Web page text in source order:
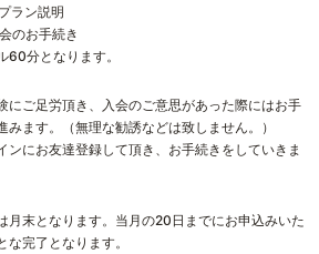
ラン説明
のお手続き
60分となります。
にご足労頂き、入会のご意思があった際にはお手
みます。（無理な勧誘などは致しません。）
ンにお友達登録して頂き、お手続きをしていきま
月末となります。当月の20日までにお申込みいた
な完了となります。